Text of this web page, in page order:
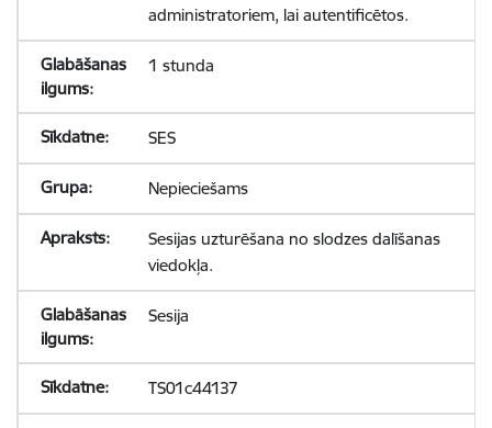
administratoriem, lai autentificētos.
1 stunda
SES
Nepieciešams
Sesijas uzturēšana no slodzes dalīšanas
viedokļa.
Sesija
TS01c44137